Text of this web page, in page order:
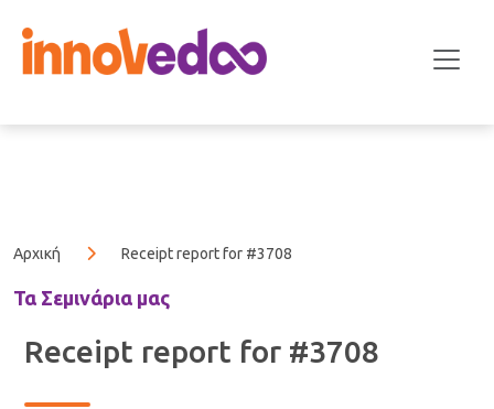
Αρχική Receipt report for #3708
Τα Σεμινάρια μας
Receipt report for #3708